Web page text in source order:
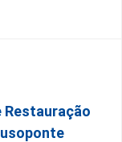
Restauração